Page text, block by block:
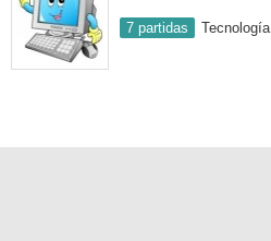
7 partidas Tecnología